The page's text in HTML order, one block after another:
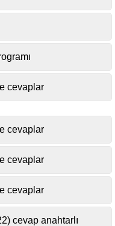
cevaplar
cevaplar
cevaplar
cevaplar
cevap anahtarlı